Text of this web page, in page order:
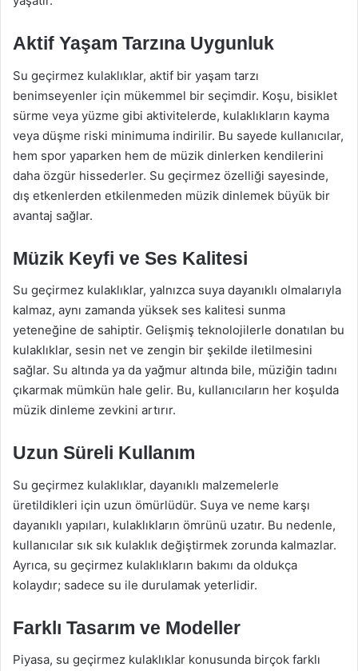
Aktif Yaşam Tarzına Uygunluk
Su geçirmez kulaklıklar, aktif bir yaşam tarzı
benimseyenler için mükemmel bir seçimdir. Koşu, bisiklet
sürme veya yüzme gibi aktivitelerde, kulaklıkların kayma
veya düşme riski minimuma indirilir. Bu sayede kullanıcılar,
hem spor yaparken hem de müzik dinlerken kendilerini
daha özgür hissederler. Su geçirmez özelliği sayesinde,
dış etkenlerden etkilenmeden müzik dinlemek büyük bir
avantaj sağlar.
Müzik Keyfi ve Ses Kalitesi
Su geçirmez kulaklıklar, yalnızca suya dayanıklı olmalarıyla
kalmaz, aynı zamanda yüksek ses kalitesi sunma
yeteneğine de sahiptir. Gelişmiş teknolojilerle donatılan bu
kulaklıklar, sesin net ve zengin bir şekilde iletilmesini
sağlar. Su altında ya da yağmur altında bile, müziğin tadını
çıkarmak mümkün hale gelir. Bu, kullanıcıların her koşulda
müzik dinleme zevkini artırır.
Uzun Süreli Kullanım
Su geçirmez kulaklıklar, dayanıklı malzemelerle
üretildikleri için uzun ömürlüdür. Suya ve neme karşı
dayanıklı yapıları, kulaklıkların ömrünü uzatır. Bu nedenle,
kullanıcılar sık sık kulaklık değiştirmek zorunda kalmazlar.
Ayrıca, su geçirmez kulaklıkların bakımı da oldukça
kolaydır; sadece su ile durulamak yeterlidir.
Farklı Tasarım ve Modeller
Piyasa, su geçirmez kulaklıklar konusunda birçok farklı